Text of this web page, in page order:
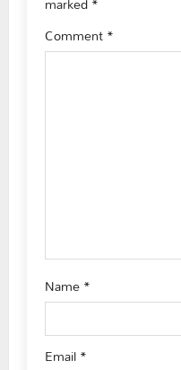
g
a
Comment*
Name*
Email*